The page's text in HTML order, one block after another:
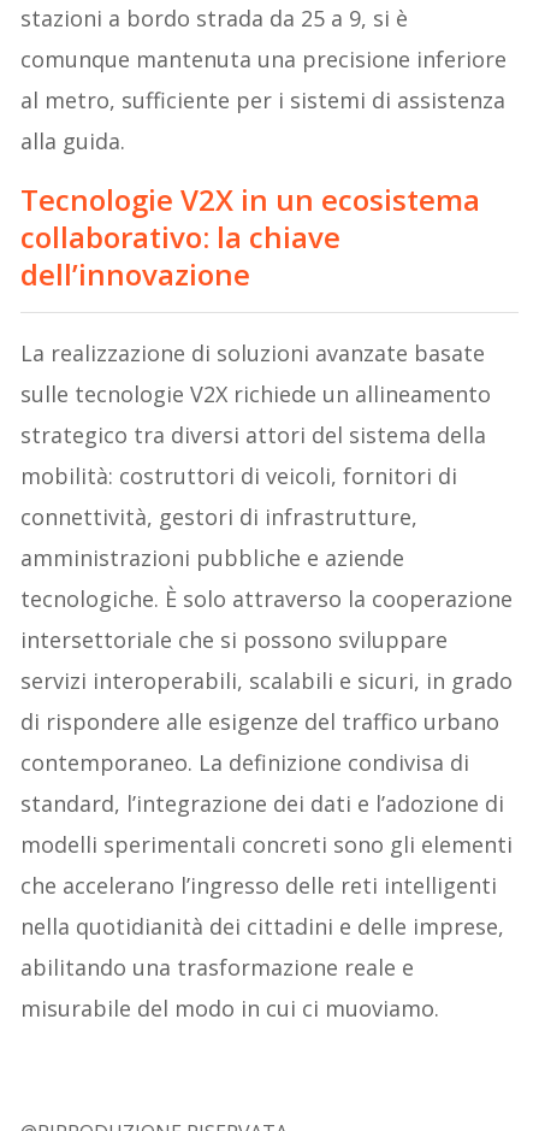
stazioni a bordo strada da 25 a 9, si è
comunque mantenuta una precisione inferiore
al metro, sufficiente per i sistemi di assistenza
alla guida.
Tecnologie V2X in un ecosistema
collaborativo: la chiave
dell’innovazione
La realizzazione di soluzioni avanzate basate
sulle tecnologie V2X richiede un allineamento
strategico tra diversi attori del sistema della
mobilità: costruttori di veicoli, fornitori di
connettività, gestori di infrastrutture,
amministrazioni pubbliche e aziende
tecnologiche. È solo attraverso la cooperazione
intersettoriale che si possono sviluppare
servizi interoperabili, scalabili e sicuri, in grado
di rispondere alle esigenze del traffico urbano
contemporaneo. La definizione condivisa di
standard, l’integrazione dei dati e l’adozione di
modelli sperimentali concreti sono gli elementi
che accelerano l’ingresso delle reti intelligenti
nella quotidianità dei cittadini e delle imprese,
abilitando una trasformazione reale e
misurabile del modo in cui ci muoviamo.